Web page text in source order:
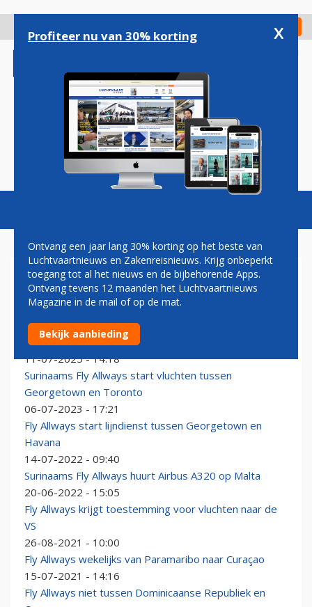
gaan
Check in
Magazine Podcasts Vacatures
FLY ALLWAYS
ILT houdt vliegtuig Surinaams FlyAllWays aan de grond
op Bonaire
11-07-2025 - 14:18
Surinaams Fly Allways start vluchten tussen
Georgetown en Toronto
06-07-2023 - 17:21
Fly Allways start lijndienst tussen Georgetown en
Havana
14-07-2022 - 09:40
Surinaams Fly Allways huurt Airbus A320 op Malta
20-06-2022 - 15:05
Fly Allways krijgt toestemming voor vluchten naar de
VS
26-08-2021 - 10:00
Fly Allways wekelijks van Paramaribo naar Curaçao
15-07-2021 - 14:16
Fly Allways niet tussen Dominicaanse Republiek en
Profiteer nu van 30% korting x
Ontvang een jaar lang 30% korting op het beste van
Luchtvaartnieuws en Zakenreisnieuws. Krijg onbeperkt
toegang tot al het nieuws en de bijbehorende Apps.
Ontvang tevens 12 maanden het Luchtvaartnieuws
Magazine in de mail of op de mat.
Bekijk aanbieding